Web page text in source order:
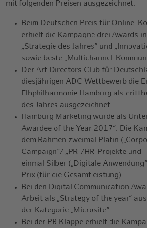
mit folgenden Preisen ausgezeichnet:
Beim Deutschen Preis für Online-
erhielt die Kampagne drei Awards
„Strategie des Jahres“ und
sowie beste „Multichannel-
Der Art Directors Club für
diesjährigen ADC Wettbewerb die
Elbphilharmonie Hamburg als
des Jahres ausgezeichnet.
Hamburg Marketing wurde als
Awardee of the Year 2017“. Die
dem Rahmen zweimal Platin
Campaign“/ „PR-/HR-Projekte und
einmal Silber („Digitale
Prix (für die Gesamtleistung).
Bei den Digital Communication
Arbeit als „Strategy of the year“
der Kategorie „Microsite“.
Bei der PR Klappe erhielt die